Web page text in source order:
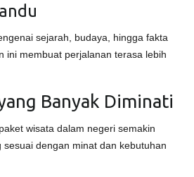
sejarah, budaya, hingga fakta
ini membuat perjalanan terasa lebih
Banyak Diminati
wisata dalam negeri semakin
dengan minat dan kebutuhan